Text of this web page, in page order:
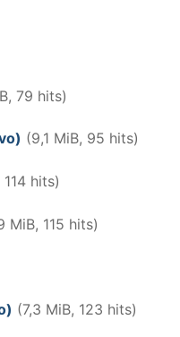
79 hits)
(9,1 MiB, 95 hits)
hits)
MiB, 115 hits)
(7,3 MiB, 123 hits)